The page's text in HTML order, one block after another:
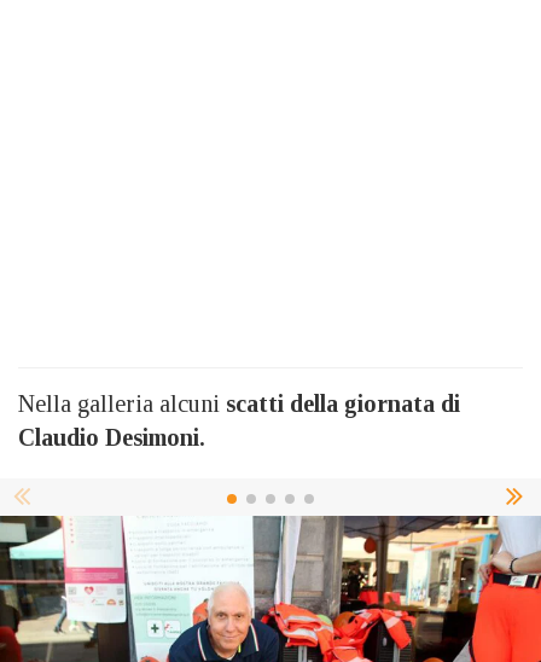
Nella galleria alcuni scatti della giornata di
Claudio Desimoni.